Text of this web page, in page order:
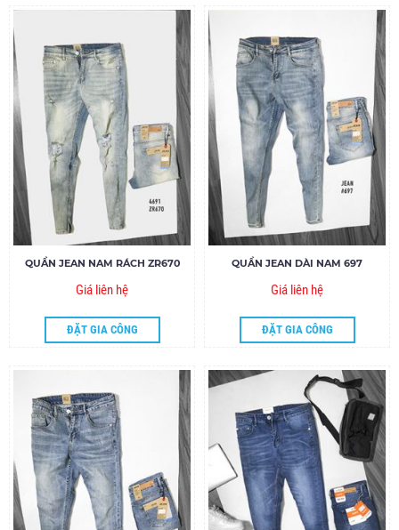
QUẦN JEAN NAM RÁCH ZR670
Giá liên hệ
ĐẶT GIA CÔNG
QUẦN JEAN DÀI NAM 697
Giá liên hệ
ĐẶT GIA CÔNG